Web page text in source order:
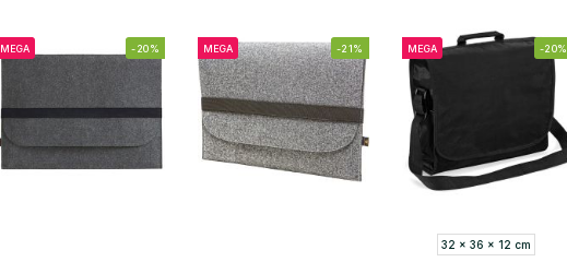
MEGA -20% MEGA -21% MEGA -20%
32 x 36 x 12 cm